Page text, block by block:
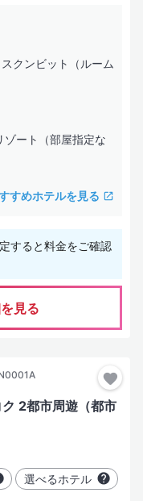
クンビット（ルーム
ゾート（部屋指定な
すめホテルを見る
すると料金をご確認
見る
2都市周遊（都市
選べるホテル